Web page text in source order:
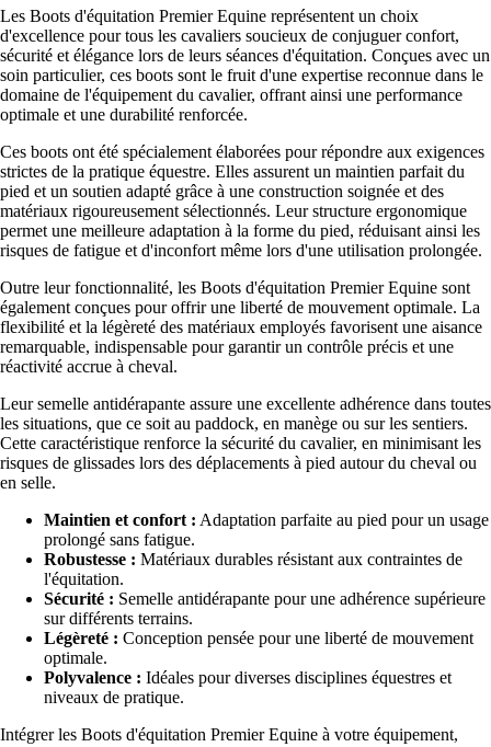
Les Boots d'équitation Premier Equine représentent un choix
d'excellence pour tous les cavaliers soucieux de conjuguer confort,
sécurité et élégance lors de leurs séances d'équitation. Conçues avec un
soin particulier, ces boots sont le fruit d'une expertise reconnue dans le
domaine de l'équipement du cavalier, offrant ainsi une performance
optimale et une durabilité renforcée.
Ces boots ont été spécialement élaborées pour répondre aux exigences
strictes de la pratique équestre. Elles assurent un maintien parfait du
pied et un soutien adapté grâce à une construction soignée et des
matériaux rigoureusement sélectionnés. Leur structure ergonomique
permet une meilleure adaptation à la forme du pied, réduisant ainsi les
risques de fatigue et d'inconfort même lors d'une utilisation prolongée.
Outre leur fonctionnalité, les Boots d'équitation Premier Equine sont
également conçues pour offrir une liberté de mouvement optimale. La
flexibilité et la légèreté des matériaux employés favorisent une aisance
remarquable, indispensable pour garantir un contrôle précis et une
réactivité accrue à cheval.
Leur semelle antidérapante assure une excellente adhérence dans toutes
les situations, que ce soit au paddock, en manège ou sur les sentiers.
Cette caractéristique renforce la sécurité du cavalier, en minimisant les
risques de glissades lors des déplacements à pied autour du cheval ou
en selle.
Maintien et confort : Adaptation parfaite au pied pour un usage
prolongé sans fatigue.
Robustesse : Matériaux durables résistant aux contraintes de
l'équitation.
Sécurité : Semelle antidérapante pour une adhérence supérieure
sur différents terrains.
Légèreté : Conception pensée pour une liberté de mouvement
optimale.
Polyvalence : Idéales pour diverses disciplines équestres et
niveaux de pratique.
Intégrer les Boots d'équitation Premier Equine à votre équipement,